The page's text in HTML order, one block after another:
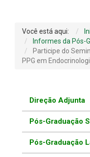
Você está aqui:
Informes da Pós-
Participe do
PPG em
Direção Adjunta
Pós-Graduação
Pós-Graduação